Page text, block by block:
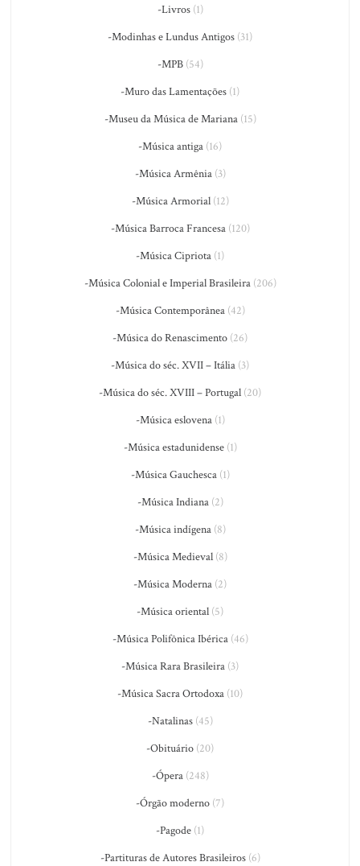
-Livros(1)
-Modinhas e Lundus Antigos (31)
-MPB(54)
-Muro das Lamentações (1)
-Museu da Música de Mariana(15)
-Música antiga (16)
-Música Armênia(3)
-Música Armorial(12)
-Música Barroca Francesa(120)
-Música Cipriota (1)
-Música Colonial e Imperial Brasileira(206)
-Música Contemporânea(42)
-Música do Renascimento (26)
-Música do séc. XVII – Itália (3)
-Música do séc. XVIII – Portugal (20)
-Música eslovena(1)
-Música estadunidense(1)
-Música Gauchesca(1)
-Música Indiana(2)
-Música indígena(8)
-Música Medieval(8)
-Música Moderna (2)
-Música oriental (5)
-Música Polifônica Ibérica(46)
-Música Rara Brasileira (3)
-Música Sacra Ortodoxa (10)
-Natalinas(45)
-Obituário (20)
-Ópera(248)
-Órgão moderno (7)
-Pagode (1)
-Partituras de Autores Brasileiros(6)